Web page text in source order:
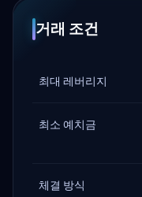
거래 조건
최대 레버리지
최소 예치금
체결 방식